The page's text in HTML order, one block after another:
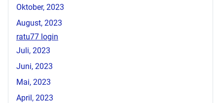
Oktober, 2023
August, 2023
ratu77 login
Juli, 2023
Juni, 2023
Mai, 2023
April, 2023